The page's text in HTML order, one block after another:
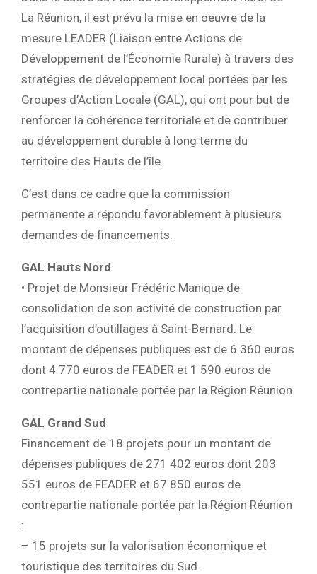
La Réunion, il est prévu la mise en oeuvre de la
mesure LEADER (Liaison entre Actions de
Développement de l’Économie Rurale) à travers des
stratégies de développement local portées par les
Groupes d’Action Locale (GAL), qui ont pour but de
renforcer la cohérence territoriale et de contribuer
au développement durable à long terme du
territoire des Hauts de l’île.
C’est dans ce cadre que la commission
permanente a répondu favorablement à plusieurs
demandes de financements.
GAL Hauts Nord
• Projet de Monsieur Frédéric Manique de
consolidation de son activité de construction par
l’acquisition d’outillages à Saint-Bernard. Le
montant de dépenses publiques est de 6 360 euros
dont 4 770 euros de FEADER et 1 590 euros de
contrepartie nationale portée par la Région Réunion.
GAL Grand Sud
Financement de 18 projets pour un montant de
dépenses publiques de 271 402 euros dont 203
551 euros de FEADER et 67 850 euros de
contrepartie nationale portée par la Région Réunion
:
– 15 projets sur la valorisation économique et
touristique des territoires du Sud.